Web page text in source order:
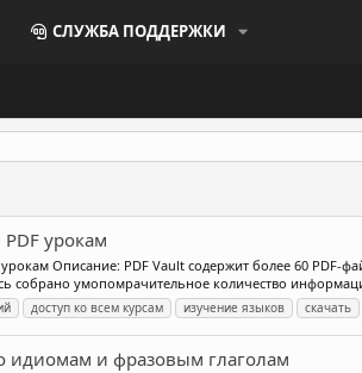
СЛУЖБА ПОДДЕРЖКИ
урокам
Описание: PDF Vault содержит более 60 PDF-
собрано умопомрачительное количество
доступ ко всем курсам изучение языков скачать
идиомам и фразовым глаголам